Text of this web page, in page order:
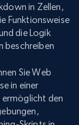
in Zellen,
Funktionsweise
die Logik
beschreiben
Sie Web
in einer
ermöglicht den